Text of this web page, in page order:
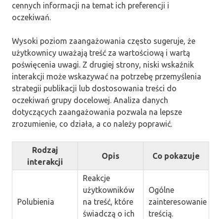
cennych informacji na temat ich preferencji i
oczekiwań.
Wysoki poziom zaangażowania często sugeruje, że
użytkownicy uważają treść za wartościową i wartą
poświęcenia uwagi. Z drugiej strony, niski wskaźnik
interakcji może wskazywać na potrzebę przemyślenia
strategii publikacji lub dostosowania treści do
oczekiwań grupy docelowej. Analiza danych
dotyczących zaangażowania pozwala na lepsze
zrozumienie, co działa, a co należy poprawić.
Rodzaj
interakcji
Opis Co pokazuje
Polubienia
Reakcje
użytkowników
na treść, które
świadczą o ich
Ogólne
zainteresowanie
treścią.